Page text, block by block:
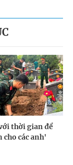
thời gian để
các anh'